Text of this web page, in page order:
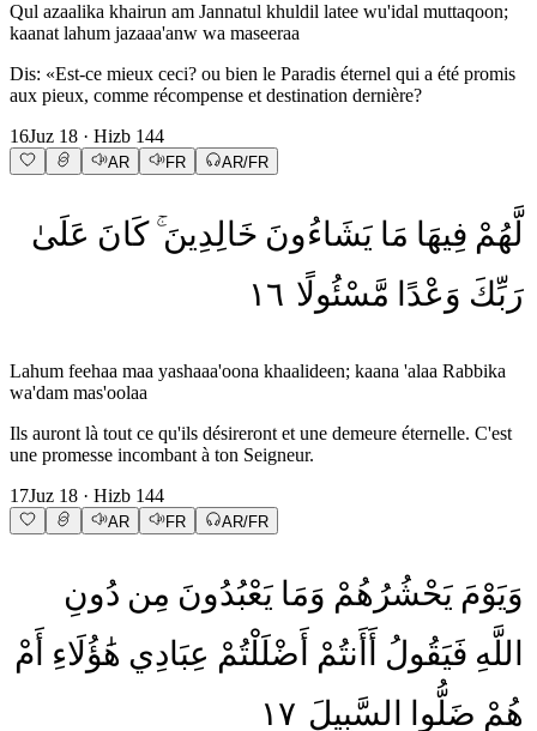
Qul azaalika khairun am Jannatul khuldil latee wu'idal muttaqoon;
kaanat lahum jazaaa'anw wa maseeraa
Dis: «Est-ce mieux ceci? ou bien le Paradis éternel qui a été promis
aux pieux, comme récompense et destination dernière?
16Juz 18 · Hizb 144
AR FR AR/FR
لَّهُمْ فِيهَا مَا يَشَاءُونَ خَالِدِينَ كَانَ عَلَىٰ
رَبِّكَ وَعْدًا مَّسْئُولًا ١٦
Lahum feehaa maa yashaaa'oona khaalideen; kaana 'alaa Rabbika
wa'dam mas'oolaa
Ils auront là tout ce qu'ils désireront et une demeure éternelle. C'est
une promesse incombant à ton Seigneur.
17Juz 18 · Hizb 144
AR FR AR/FR
وَيَوْمَ يَحْشُرُهُمْ وَمَا يَعْبُدُونَ مِن دُونِ
اللَّهِ فَيَقُولُ أَأَنتُمْ أَضْلَلْتُمْ عِبَادِي هَٰؤُلَاءِ أَمْ
هُمْ ضَلُّوا السَّبِيلَ ١٧